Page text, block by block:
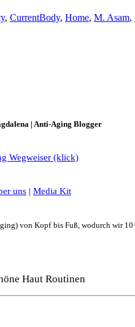
, CurrentBody, Home, M. Asam,
| Anti-Aging Blogger
Wegweiser (klick)
uns | Media Kit
von Kopf bis Fuß, wodurch wir
Haut Routinen